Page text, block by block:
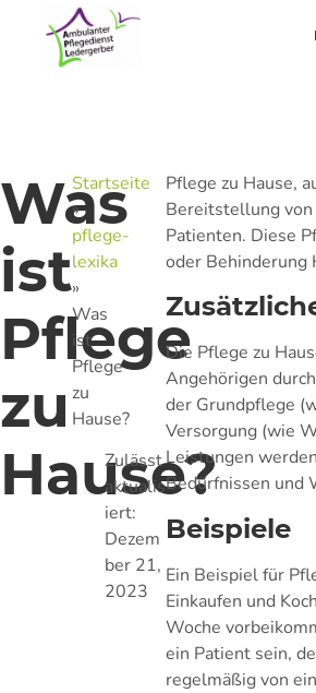
Was
ist
Pflege
zu
Hause?
Startseite
»
pflege-
lexika
»
Was
ist
Pflege
zu
Hause?
Zulässt
aktualis
iert:
Dezem
ber 21,
2023
Pflege zu Hause,
Bereitstellung von
Patienten. Diese
oder Behinderung
Die Pflege zu
Angehörigen
der Grundpflege
Versorgung (wie
Leistungen
Bedürfnissen und
Beispiele
Ein Beispiel für
Einkaufen und
Woche
ein Patient sein,
regelmäßig von